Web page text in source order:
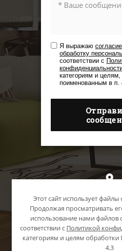
Я выражаю
обработку
соответствии с
категориям и целям,
поименованным в п.
г. Сочи
Этот сайт использует
Продолжая просматривать
использование нами файлов
соответствии с Политикой
категориям и целям
4.3